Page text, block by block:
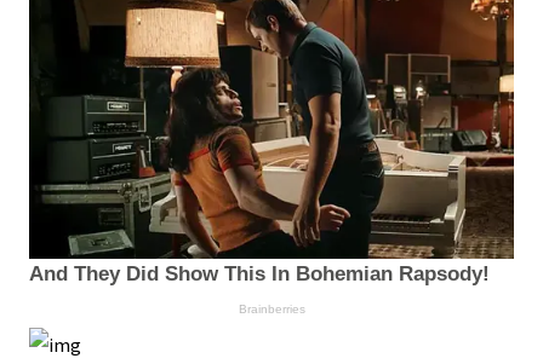
And They Did Show This In Bohemian Rapsody!
Brainberries